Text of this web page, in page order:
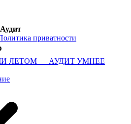
приватности
ЛЕТОМ — АУДИТ УМНЕЕ